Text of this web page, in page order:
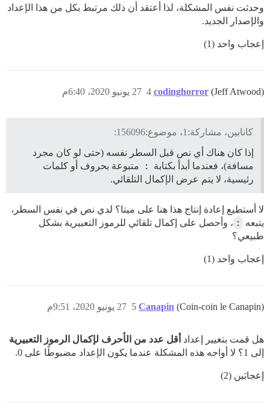
وحدثت نفس المشكلة، لذا أعتقد أن ذلك مرتبط بكل من هذا الإعداد
والإصدار الجديد.
إعجاب واحد (1)
codinghorror (Jeff Atwood) 27 يونيو 2020، 6:40م 4
كانابين، مشاركة:1، موضوع:156096:
إذا كان هناك أي نص قبل السطر نفسه (حتى لو كان مجرد
مسافة)، فعندما أبدأ بكتابة
:
متبوعة بحروف أو كلمات
رئيسية، لا يتم عرض الإكمال التلقائي.
لا أستطيع إعادة إنتاج هذا هنا على ميتا؟ لدي نص في نفس السطر،
يتبعه
: ، وأحصل على إكمال تلقائي للرموز التعبيرية بشكل
طبيعي؟
إعجاب واحد (1)
Canapin (Coin-coin le Canapin) 27 يونيو 2020، 9:51م 5
هل قمت بتغيير إعداد أقل عدد من الأحرف لإكمال الرموز التعبيرية
إلى 1؟ لا أواجه هذه المشكلة عندما يكون الإعداد مضبوطًا على 0.
إعجابَين (2)